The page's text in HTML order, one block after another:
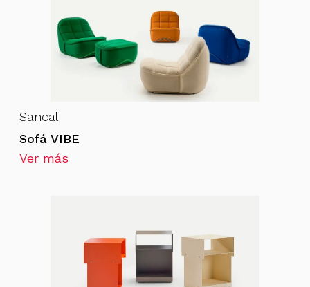
Sancal
Sofá VIBE
Ver más